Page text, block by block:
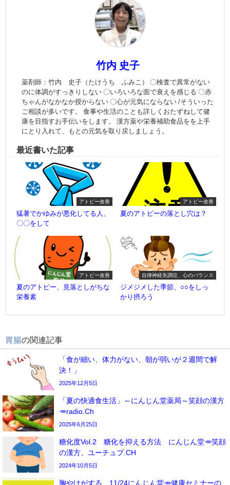
竹内 史子
薬剤師：竹内 史子（たけうち ふみこ） 〇検査で異常がない
のに体調がすっきりしない 〇いろいろな面で衰えを感じる 〇赤
ちゃんがなかなか授からない 〇心が元気にならない /そういった
ご相談が多いです。 食事や生活のことも詳しくおたずねして健
康を目指すお手伝いをします。 漢方薬や栄養補助食品をを上手
にとり入れて、もとの元気を取り戻しましょう。
最近書いた記事
アトピー改善
猛暑でかゆみが悪化してる人、
〇〇をして
アトピー改善
夏のアトピーの落とし穴は？
アトピー改善
夏のアトピー、見落としがちな
栄養素
自律神経失調症、心のバランス
ジメジメした季節、○○をしっ
かり摂ろう
胃腸の関連記事
「食が細い、体力がない、朝が弱いが２週間で解
決！」
2025年12月5日
「夏の快適食生活」～にんじん堂薬局～笑顔の漢方
🥕radio.Ch
2025年6月25日
糖化度Vol.2 糖化を抑える方法 にんじん堂🥕笑顔
の漢方、ユーチュブ.CH
2024年10月5日
胸やけがする 11/24にんじん堂🥕健康セミナーの